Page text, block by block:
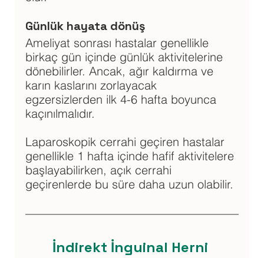
Günlük hayata dönüş
Ameliyat sonrası hastalar genellikle
birkaç gün içinde günlük aktivitelerine
dönebilirler. Ancak, ağır kaldırma ve
karın kaslarını zorlayacak
egzersizlerden ilk 4-6 hafta boyunca
kaçınılmalıdır.
Laparoskopik cerrahi geçiren hastalar
genellikle 1 hafta içinde hafif aktivitelere
başlayabilirken, açık cerrahi
geçirenlerde bu süre daha uzun olabilir.
İndirekt İnguinal Herni